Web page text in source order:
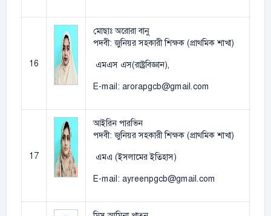
16
মোছাঃ অরোরা বানু
পদবী: জুনিয়র সহকারী শিক্ষক (প্রাথমিক শাখা)
এমএস এস(রাষ্ট্রবিজ্ঞান),
E-mail: arorapgcb@gmail.com
17
আইরিন পারভিন
পদবী: জুনিয়র সহকারী শিক্ষক (প্রাথমিক শাখা)
এমএ (ইসলামের ইতিহাস)
E-mail: ayreenpgcb@gmail.com